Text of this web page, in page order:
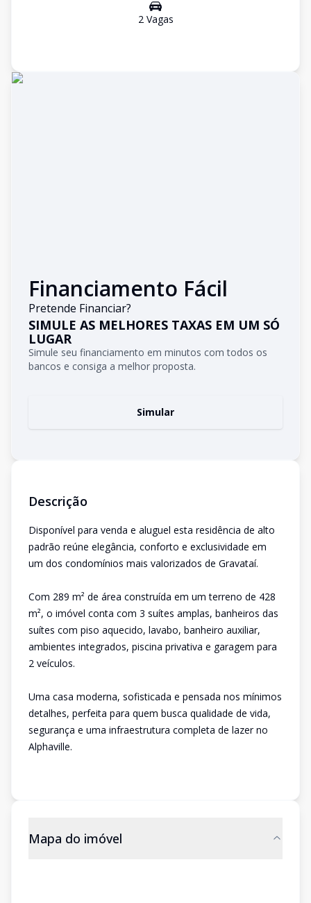
2Vagas
Financiamento Fácil
Pretende Financiar?
SIMULE AS MELHORES TAXAS EM UM SÓ
LUGAR
Simule seu financiamento em minutos com todos os
bancos e consiga a melhor proposta.
Simular
Descrição
Disponível para venda e aluguel esta residência de alto
padrão reúne elegância, conforto e exclusividade em
um dos condomínios mais valorizados de Gravataí.
Com 289 m² de área construída em um terreno de 428
m², o imóvel conta com 3 suítes amplas, banheiros das
suítes com piso aquecido, lavabo, banheiro auxiliar,
ambientes integrados, piscina privativa e garagem para
2 veículos.
Uma casa moderna, sofisticada e pensada nos mínimos
detalhes, perfeita para quem busca qualidade de vida,
segurança e uma infraestrutura completa de lazer no
Alphaville.
Mapa do imóvel